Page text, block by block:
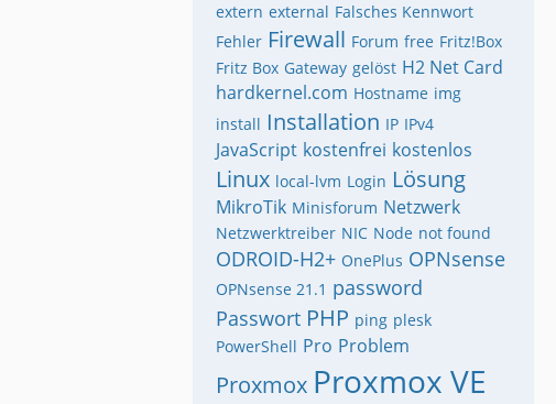
extern external Falsches Kennwort
Fehler Firewall Forum free Fritz!Box
Fritz Box Gateway gelöst H2 Net Card
hardkernel.com Hostname img
install Installation IP IPv4
JavaScript kostenfrei kostenlos
Linux local-lvm Login Lösung
MikroTik Minisforum Netzwerk
Netzwerktreiber NIC Node not found
ODROID-H2+ OnePlus OPNsense
OPNsense 21.1 password
Passwort PHP ping plesk
PowerShell Pro Problem
Proxmox Proxmox VE